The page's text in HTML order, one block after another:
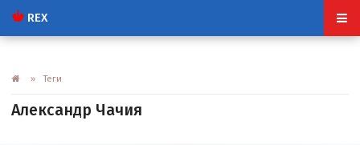
REX
» Теги
Александр Чачия